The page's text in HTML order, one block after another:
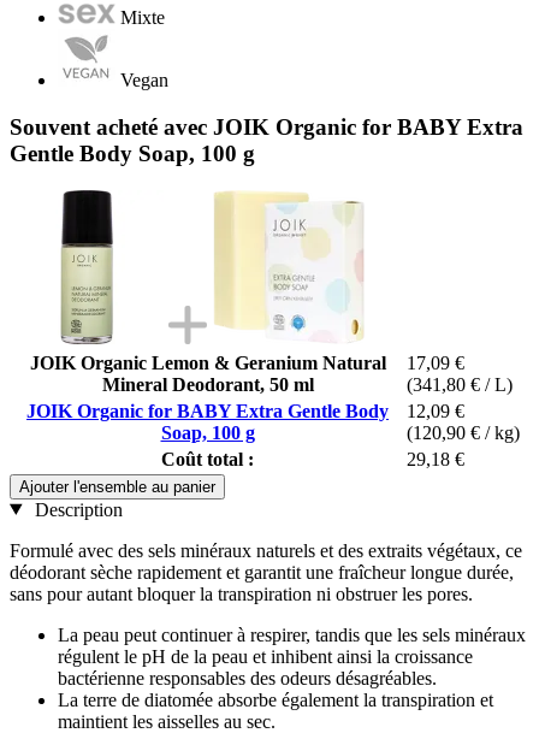
Mixte
Vegan
Souvent acheté avec JOIK Organic for BABY Extra
Gentle Body Soap, 100 g
JOIK Organic Lemon & Geranium Natural
Mineral Deodorant, 50 ml
17,09 €
(341,80 € / L)
JOIK Organic for BABY Extra Gentle Body
Soap, 100 g
12,09 €
(120,90 € / kg)
Coût total :
29,18 €
Ajouter l'ensemble au panier
Description
Formulé avec des sels minéraux naturels et des extraits végétaux, ce
déodorant sèche rapidement et garantit une fraîcheur longue durée,
sans pour autant bloquer la transpiration ni obstruer les pores.
La peau peut continuer à respirer, tandis que les sels minéraux
régulent le pH de la peau et inhibent ainsi la croissance
bactérienne responsables des odeurs désagréables.
La terre de diatomée absorbe également la transpiration et
maintient les aisselles au sec.